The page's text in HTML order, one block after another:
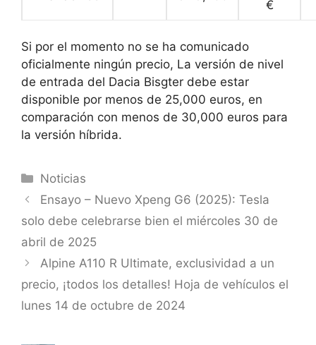
€
Si por el momento no se ha comunicado
oficialmente ningún precio, La versión de nivel
de entrada del Dacia Bisgter debe estar
disponible por menos de 25,000 euros, en
comparación con menos de 30,000 euros para
la versión híbrida.
Categorías
Noticias
Ensayo – Nuevo Xpeng G6 (2025): Tesla
solo debe celebrarse bien el miércoles 30 de
abril de 2025
Alpine A110 R Ultimate, exclusividad a un
precio, ¡todos los detalles! Hoja de vehículos el
lunes 14 de octubre de 2024